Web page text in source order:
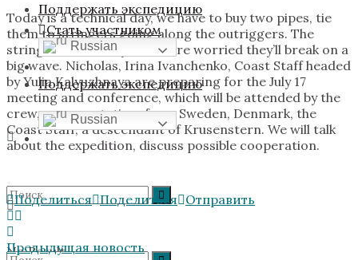
Поддержать экспедицию
Russian
No Result
Стать участником
Поддержать экспедицию
Russian
Today is a technical day, we have to buy two pipes, tie
them to stringers going along the outriggers. The
stringers are flimsy and we’re worried they’ll break on a
big wave. Nicholas, Irina Ivanchenko, Coast Staff headed
by Yulia Kalyuzhnaya are preparing for the July 17
meeting and conference, which will be attended by the
crew, representatives from Sweden, Denmark, the
Coast Staff, a descendant of Krusenstern. We will talk
about the expedition, discuss possible cooperation.
Поделиться Поделиться Отправить
Предыдущая новость